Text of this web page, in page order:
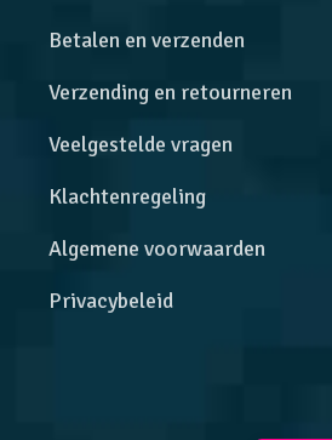
Betalen en verzenden
Verzending en retourneren
Veelgestelde vragen
Klachtenregeling
Algemene voorwaarden
Privacybeleid